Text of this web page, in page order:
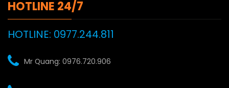
HOTLINE 24/7
HOTLINE: 0977.244.811
Mr Quang: 0976.720.906